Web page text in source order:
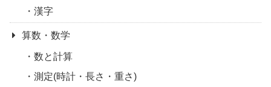
漢字
算数・数学
数と計算
測定(時計・長さ・重さ)